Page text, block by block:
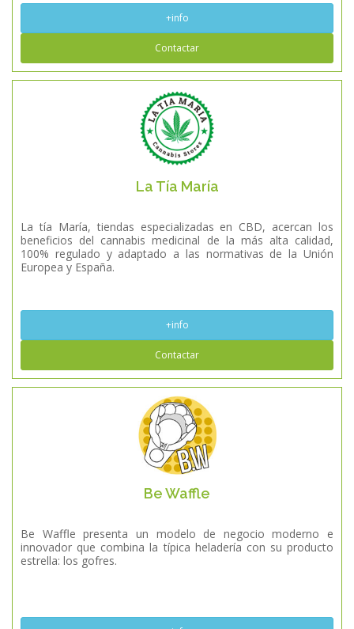
+info
Contactar
La Tía María
La tía María, tiendas especializadas en CBD, acercan los
beneficios del cannabis medicinal de la más alta calidad,
100% regulado y adaptado a las normativas de la Unión
Europea y España.
+info
Contactar
Be Waffle
Be Waffle presenta un modelo de negocio moderno e
innovador que combina la típica heladería con su producto
estrella: los gofres.